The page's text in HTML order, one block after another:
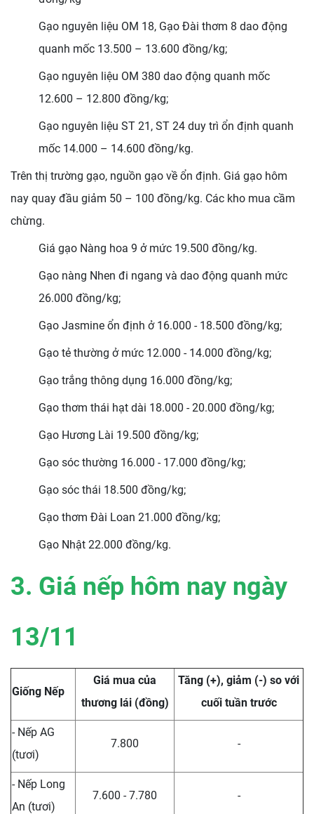
Gạo nguyên liệu OM 18, Gạo Đài thơm 8 dao động
quanh mốc 13.500 – 13.600 đồng/kg;
Gạo nguyên liệu OM 380 dao động quanh mốc
12.600 – 12.800 đồng/kg;
Gạo nguyên liệu ST 21, ST 24 duy trì ổn định quanh
mốc 14.000 – 14.600 đồng/kg.
Trên thị trường gạo, nguồn gạo về ổn định. Giá gạo hôm
nay quay đầu giảm 50 – 100 đồng/kg. Các kho mua cầm
chừng.
Giá gạo Nàng hoa 9 ở mức 19.500 đồng/kg.
Gạo nàng Nhen đi ngang và dao động quanh mức
26.000 đồng/kg;
Gạo Jasmine ổn định ở 16.000 - 18.500 đồng/kg;
Gạo tẻ thường ở mức 12.000 - 14.000 đồng/kg;
Gạo trắng thông dụng 16.000 đồng/kg;
Gạo thơm thái hạt dài 18.000 - 20.000 đồng/kg;
Gạo Hương Lài 19.500 đồng/kg;
Gạo sóc thường 16.000 - 17.000 đồng/kg;
Gạo sóc thái 18.500 đồng/kg;
Gạo thơm Đài Loan 21.000 đồng/kg;
Gạo Nhật 22.000 đồng/kg.
3. Giá nếp hôm nay ngày
13/11
Giống Nếp
Giá mua của
thương lái (đồng)
Tăng (+), giảm (-) so với
cuối tuần trước
- Nếp AG
(tươi)
7.800 -
- Nếp Long
An (tươi)
7.600 - 7.780 -